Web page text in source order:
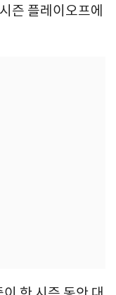
즌 플레이오프에